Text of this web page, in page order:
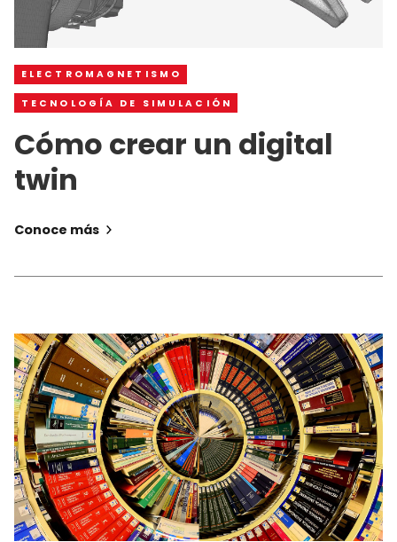
ELECTROMAGNETISMO
TECNOLOGÍA DE SIMULACIÓN
Cómo crear un digital
twin
Conoce más